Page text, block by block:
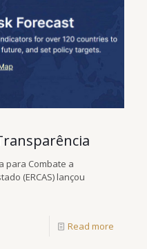
para Combate a
(ERCAS) lançou
Read more